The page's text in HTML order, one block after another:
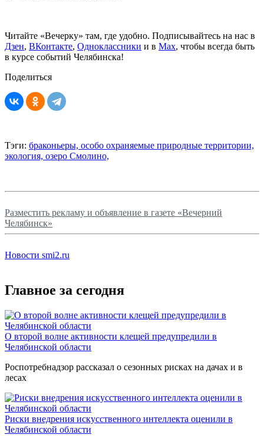
Читайте «Вечерку» там, где удобно. Подписывайтесь на нас в
Дзен, ВКонтакте, Одноклассники и в Max, чтобы всегда быть
в курсе событий Челябинска!
Поделиться
Тэги: браконьеры, особо охраняемые природные территории,
экология, озеро Смолино,
Разместить рекламу и объявление в газете «Вечерний
Челябинск»
Новости smi2.ru
Главное за сегодня
О второй волне активности клещей предупредили в
Челябинской области
Роспотребнадзор рассказал о сезонных рисках на дачах и в
лесах
Риски внедрения искусственного интеллекта оценили в
Челябинской области